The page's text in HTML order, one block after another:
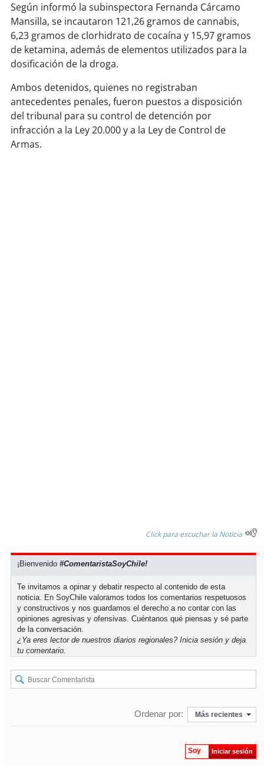
soysancarlos
soytalcahuano
soycoronel
soyarauco
Según informó la subinspectora Fernanda Cárcamo
Mansilla, se incautaron 121,26 gramos de cannabis,
6,23 gramos de clorhidrato de cocaína y 15,97 gramos
de ketamina, además de elementos utilizados para la
dosificación de la droga.
Ambos detenidos, quienes no registraban
antecedentes penales, fueron puestos a disposición
del tribunal para su control de detención por
infracción a la Ley 20.000 y a la Ley de Control de
Armas.
Click para escuchar la Noticia
¡Bienvenido#ComentaristaSoyChile!
Te invitamos a opinar y debatir respecto al contenido de esta
noticia. En SoyChile valoramos todos los comentarios respetuosos
y constructivos y nos guardamos el derecho a no contar con las
opiniones agresivas y ofensivas. Cuéntanos qué piensas y sé parte
de la conversación.
¿Ya eres lector de nuestros diarios regionales?Inicia sesión y deja
tu comentario.
Ordenar por: Más recientes
Soy Iniciar sesión